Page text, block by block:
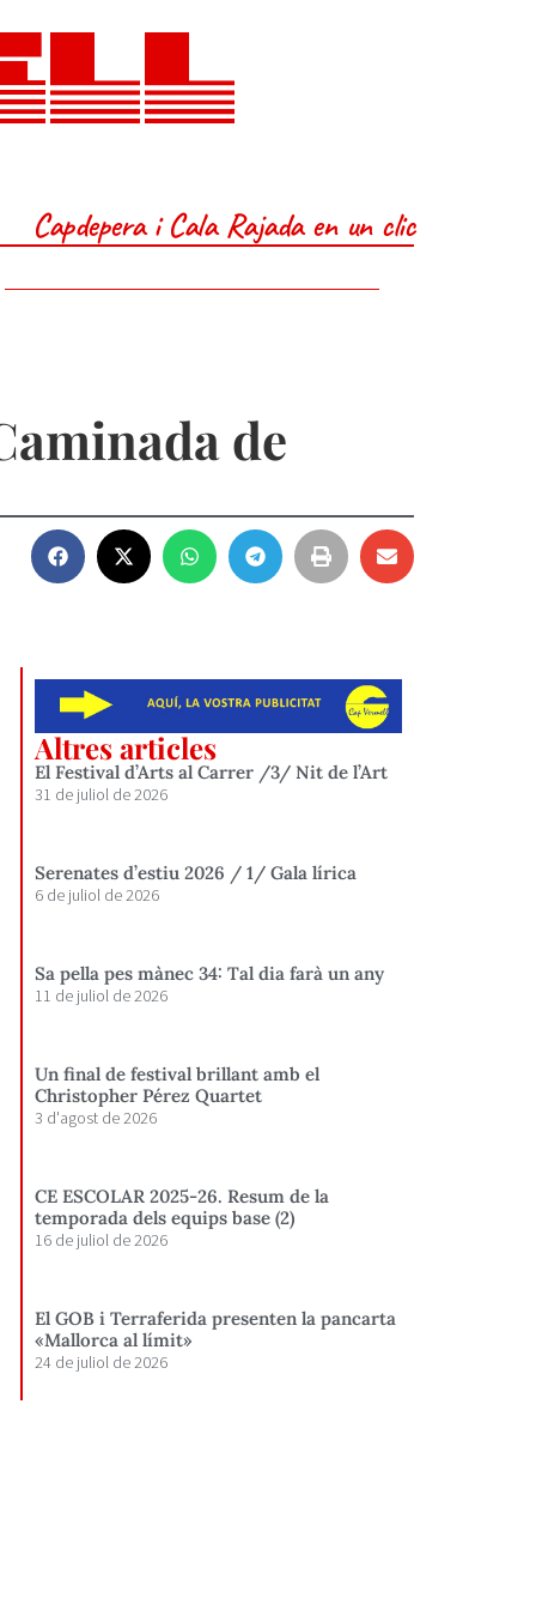
Capdepera i Cala Rajada en un clic
de
Altres articles
El Festival d’Arts al Carrer /3/ Nit de l’Art
31 de juliol de 2026
Serenates d’estiu 2026 / 1/ Gala lírica
6 de juliol de 2026
Sa pella pes mànec 34: Tal dia farà un any
11 de juliol de 2026
Un final de festival brillant amb el
Christopher Pérez Quartet
3 d'agost de 2026
CE ESCOLAR 2025-26. Resum de la
temporada dels equips base (2)
16 de juliol de 2026
El GOB i Terraferida presenten la pancarta
«Mallorca al límit»
24 de juliol de 2026